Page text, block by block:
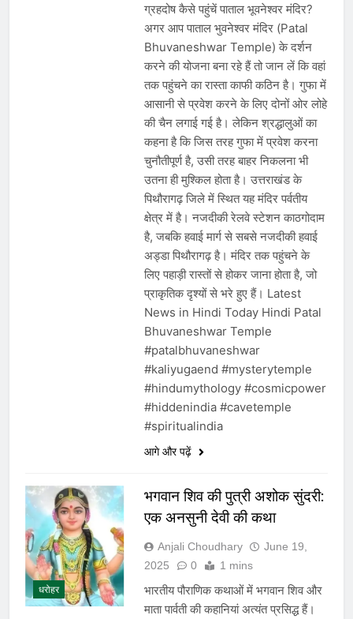
ग्रहदोष कैसे पहुंचें पाताल भूवनेश्वर मंदिर?
अगर आप पाताल भुवनेश्वर मंदिर (Patal
Bhuvaneshwar Temple) के दर्शन
करने की योजना बना रहे हैं तो जान लें कि वहां
तक पहुंचने का रास्ता काफी कठिन है। गुफा में
आसानी से प्रवेश करने के लिए दोनों ओर लोहे
की चैन लगाई गई है। लेकिन श्रद्धालुओं का
कहना है कि जिस तरह गुफा में प्रवेश करना
चुनौतीपूर्ण है, उसी तरह बाहर निकलना भी
उतना ही मुश्किल होता है। उत्तराखंड के
पिथौरागढ़ जिले में स्थित यह मंदिर पर्वतीय
क्षेत्र में है। नजदीकी रेलवे स्टेशन काठगोदाम
है, जबकि हवाई मार्ग से सबसे नजदीकी हवाई
अड्डा पिथौरागढ़ है। मंदिर तक पहुंचने के
लिए पहाड़ी रास्तों से होकर जाना होता है, जो
प्राकृतिक दृश्यों से भरे हुए हैं। Latest
News in Hindi Today Hindi Patal
Bhuvaneshwar Temple
#patalbhuvaneshwar
#kaliyugaend #mysterytemple
#hindumythology #cosmicpower
#hiddenindia #cavetemple
#spiritualindia
आगे और पढ़ें
धरोहर
भगवान शिव की पुत्री अशोक सुंदरी:
एक अनसुनी देवी की कथा
Anjali Choudhary
June 19,
2025
0 1 mins
भारतीय पौराणिक कथाओं में भगवान शिव और
माता पार्वती की कहानियां अत्यंत प्रसिद्ध हैं।